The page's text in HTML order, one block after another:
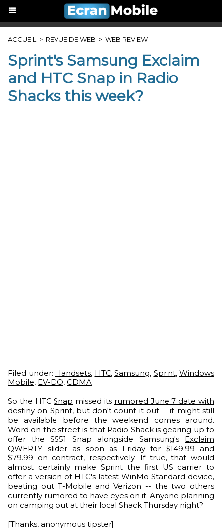
ACCUEIL > REVUE DE WEB > WEB REVIEW
Sprint's Samsung Exclaim
and HTC Snap in Radio
Shacks this week?
Filed under: Handsets, HTC, Samsung, Sprint, Windows
Mobile, EV-DO, CDMA
So the HTCSnap missed its rumored June 7 date with
destiny on Sprint, but don't count it out -- it might still
be available before the weekend comes around.
Word on the street is that Radio Shack is gearing up to
offer the S551 Snap alongside Samsung's Exclaim
QWERTY slider as soon as Friday for $149.99 and
$79.99 on contract, respectively. If true, that would
almost certainly make Sprint the first US carrier to
offer a version of HTC's latest WinMo Standard device,
beating out T-Mobile and Verizon -- the two others
currently rumored to have eyes on it. Anyone planning
on camping out at their local Shack Thursday night?
[Thanks, anonymous tipster]